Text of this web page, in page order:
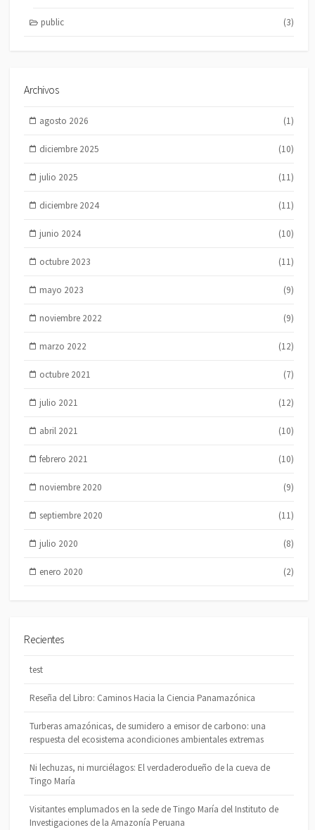
public (3)
Archivos
agosto 2026 (1)
diciembre 2025 (10)
julio 2025 (11)
diciembre 2024 (11)
junio 2024 (10)
octubre 2023 (11)
mayo 2023 (9)
noviembre 2022 (9)
marzo 2022 (12)
octubre 2021 (7)
julio 2021 (12)
abril 2021 (10)
febrero 2021 (10)
noviembre 2020 (9)
septiembre 2020 (11)
julio 2020 (8)
enero 2020 (2)
Recientes
test
Reseña del Libro: Caminos Hacia la Ciencia Panamazónica
Turberas amazónicas, de sumidero a emisor de carbono: una
respuesta del ecosistema acondiciones ambientales extremas
Ni lechuzas, ni murciélagos: El verdaderodueño de la cueva de
Tingo María
Visitantes emplumados en la sede de Tingo María del Instituto de
Investigaciones de la Amazonía Peruana